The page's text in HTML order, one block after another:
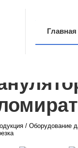
Главная
/ Оборудование